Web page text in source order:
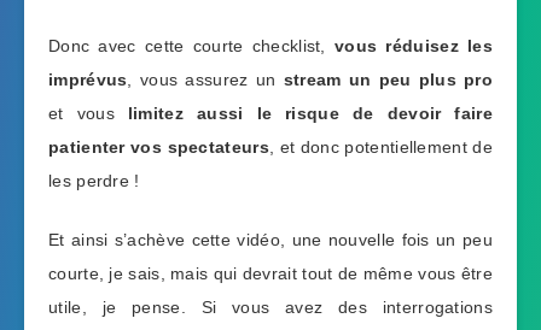
Donc avec cette courte checklist, vous réduisez les
imprévus, vous assurez un stream un peu plus pro
et vous limitez aussi le risque de devoir faire
patienter vos spectateurs, et donc potentiellement de
les perdre !
Et ainsi s’achève cette vidéo, une nouvelle fois un peu
courte, je sais, mais qui devrait tout de même vous être
utile, je pense. Si vous avez des interrogations